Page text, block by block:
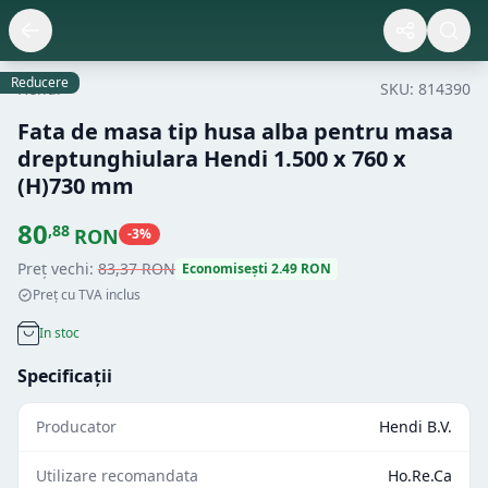
Reducere
Hendi SKU: 814390
Fata de masa tip husa alba pentru masa
dreptunghiulara Hendi 1.500 x 760 x
(H)730 mm
80,88 RON -3%
Preț vechi: 83,37RON Economisești 2.49 RON
Preț cu TVA inclus
In stoc
Specificații
Producator Hendi B.V.
Utilizare recomandata Ho.Re.Ca